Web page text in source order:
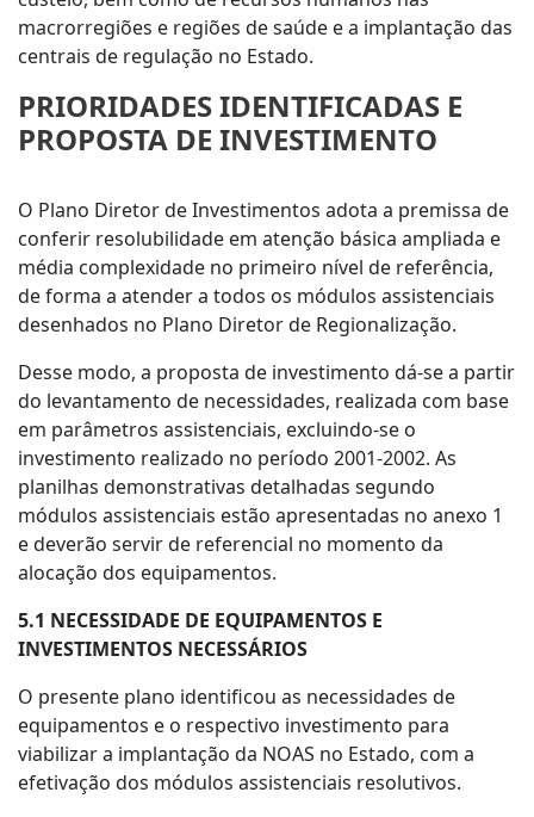
macrorregiões e regiões de saúde e a implantação das
centrais de regulação no Estado.
PRIORIDADES IDENTIFICADAS E
PROPOSTA DE INVESTIMENTO
O Plano Diretor de Investimentos adota a premissa de
conferir resolubilidade em atenção básica ampliada e
média complexidade no primeiro nível de referência,
de forma a atender a todos os módulos assistenciais
desenhados no Plano Diretor de Regionalização.
Desse modo, a proposta de investimento dá-se a partir
do levantamento de necessidades, realizada com base
em parâmetros assistenciais, excluindo-se o
investimento realizado no período 2001-2002. As
planilhas demonstrativas detalhadas segundo
módulos assistenciais estão apresentadas no anexo 1
e deverão servir de referencial no momento da
alocação dos equipamentos.
5.1 NECESSIDADE DE EQUIPAMENTOS E
INVESTIMENTOS NECESSÁRIOS
O presente plano identificou as necessidades de
equipamentos e o respectivo investimento para
viabilizar a implantação da NOAS no Estado, com a
efetivação dos módulos assistenciais resolutivos.